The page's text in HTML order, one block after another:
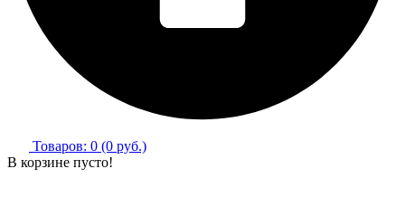
Товаров: 0 (0 руб.)
В корзине пусто!